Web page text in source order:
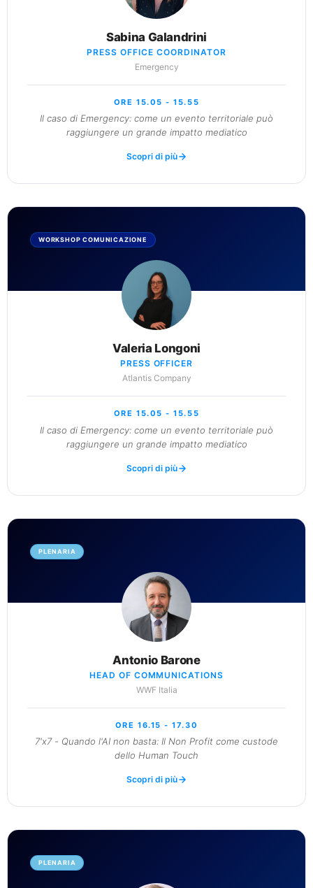
Sabina Galandrini
PRESS OFFICE COORDINATOR
Emergency
ORE 15.05 - 15.55
Il caso di Emergency: come un evento territoriale può
raggiungere un grande impatto mediatico
Scopri di più
WORKSHOP COMUNICAZIONE
Valeria Longoni
PRESS OFFICER
Atlantis Company
ORE 15.05 - 15.55
Il caso di Emergency: come un evento territoriale può
raggiungere un grande impatto mediatico
Scopri di più
PLENARIA
Antonio Barone
HEAD OF COMMUNICATIONS
WWF Italia
ORE 16.15 - 17.30
7'x7 - Quando l'AI non basta: Il Non Profit come custode
dello Human Touch
Scopri di più
PLENARIA